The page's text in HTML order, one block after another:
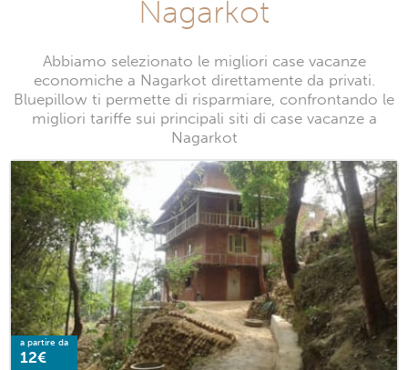
Nagarkot
Abbiamo selezionato le migliori case vacanze
economiche a Nagarkot direttamente da privati.
Bluepillow ti permette di risparmiare, confrontando le
migliori tariffe sui principali siti di case vacanze a
Nagarkot
a partire da
12€